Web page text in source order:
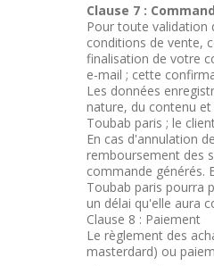
Clause 7 :
Pour toute validation
conditions de vente,
finalisation de votre
e-mail ; cette
Les données
nature, du contenu
Toubab paris ; le
En cas d'annulation
remboursement des
commande générés.
Toubab paris pourra
un délai qu'elle aura
Clause 8 : Paiement
Le règlement des
masterdard) ou